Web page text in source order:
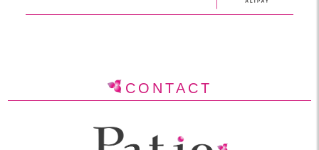
CONTACT